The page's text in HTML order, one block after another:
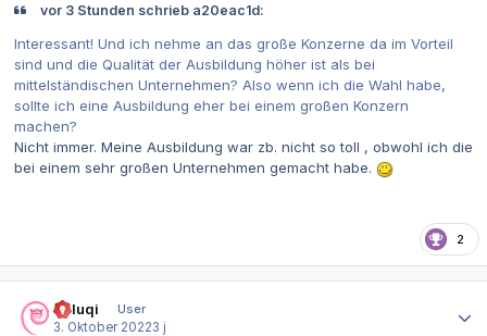
vor 3 Stunden schrieb a20eac1d:
Interessant! Und ich nehme an das große Konzerne da im Vorteil
sind und die Qualität der Ausbildung höher ist als bei
mittelständischen Unternehmen? Also wenn ich die Wahl habe,
sollte ich eine Ausbildung eher bei einem großen Konzern
machen?
Nicht immer. Meine Ausbildung war zb. nicht so toll , obwohl ich die
bei einem sehr großen Unternehmen gemacht habe.
2
daluqi
User
3. Oktober 20223 j